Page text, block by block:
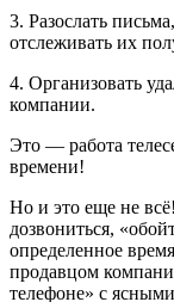
3. Разослать
отслеживать их
4. Организовать
компании.
Это — работа
времени!
Но и это еще не
дозвониться,
определенное
продавцом
телефоне» с